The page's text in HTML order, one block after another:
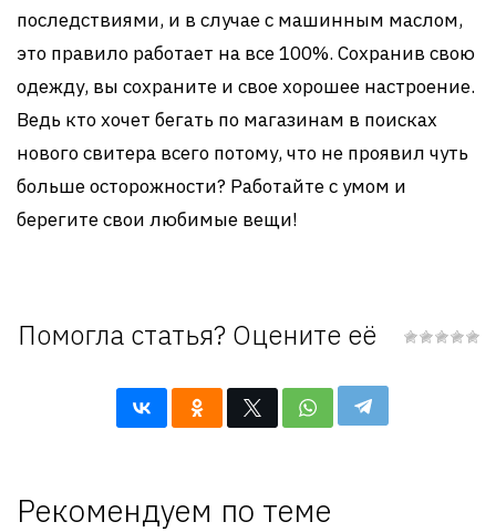
последствиями, и в случае с машинным маслом,
это правило работает на все 100%. Сохранив свою
одежду, вы сохраните и свое хорошее настроение.
Ведь кто хочет бегать по магазинам в поисках
нового свитера всего потому, что не проявил чуть
больше осторожности? Работайте с умом и
берегите свои любимые вещи!
Помогла статья? Оцените её
Рекомендуем по теме